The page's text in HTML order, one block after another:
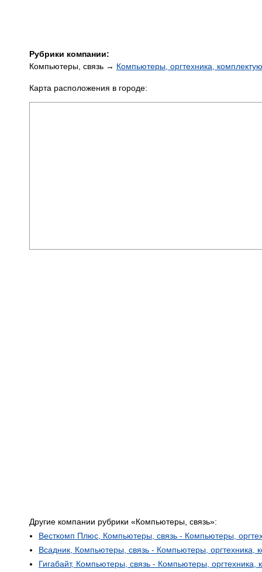
Рубрики компании:
Компьютеры, связь → Компьютеры, оргтехника,
Карта расположения в городе:
Другие компании рубрики «Компьютеры, связь»:
Весткомп Плюс, Компьютеры, связь - Компьютеры,
Всадник, Компьютеры, связь - Компьютеры, оргтехника,
Гигабайт, Компьютеры, связь - Компьютеры, оргтехника,